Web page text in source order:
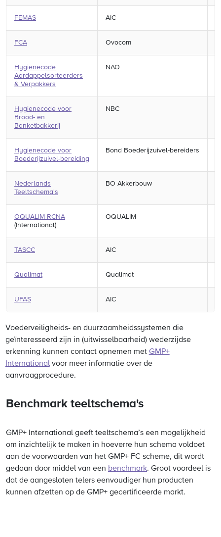
FEMAS AIC
FCA Ovocom
Hygienecode
Aardappelsorteerders
& Verpakkers
NAO
Hygienecode voor
Brood- en
Banketbakkerij
NBC
Hygienecode voor
Boederijzuivel-bereiding
Bond Boederijzuivel-bereiders
Nederlands
Teeltschema's
BO Akkerbouw
OQUALIM-RCNA
(International)
OQUALIM
TASCC AIC
Qualimat Qualimat
UFAS AIC
Voederveiligheids- en duurzaamheidssystemen die
geïnteresseerd zijn in (uitwisselbaarheid) wederzijdse
erkenning kunnen contact opnemen met GMP+
Internationalvoor meer informatie over de
aanvraagprocedure.
Benchmark teeltschema's
GMP+ International geeft teeltschema’s een mogelijkheid
om inzichtelijk te maken in hoeverre hun schema voldoet
aan de voorwaarden van het GMP+ FC scheme, dit wordt
gedaan door middel van een benchmark. Groot voordeel is
dat de aangesloten telers eenvoudiger hun producten
kunnen afzetten op de GMP+ gecertificeerde markt.